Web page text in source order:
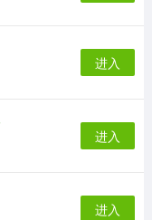
进入
进入
进入